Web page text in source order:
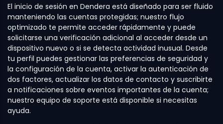
El inicio de sesión en Dendera está diseñado para ser fluido
manteniendo las cuentas protegidas; nuestro flujo
optimizado te permite acceder rápidamente y puede
solicitarse una verificación adicional al acceder desde un
dispositivo nuevo o si se detecta actividad inusual. Desde
tu perfil puedes gestionar las preferencias de seguridad y
la configuración de la cuenta, activar la autenticación de
dos factores, actualizar los datos de contacto y suscribirte
a notificaciones sobre eventos importantes de la cuenta;
nuestro equipo de soporte está disponible si necesitas
ayuda.